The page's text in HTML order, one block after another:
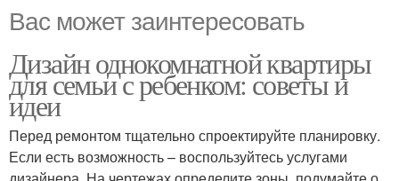
Вас может заинтересовать
Дизайн однокомнатной квартиры
для семьи с ребенком: советы и
идеи
Перед ремонтом тщательно спроектируйте планировку.
Если есть возможность – воспользуйтесь услугами